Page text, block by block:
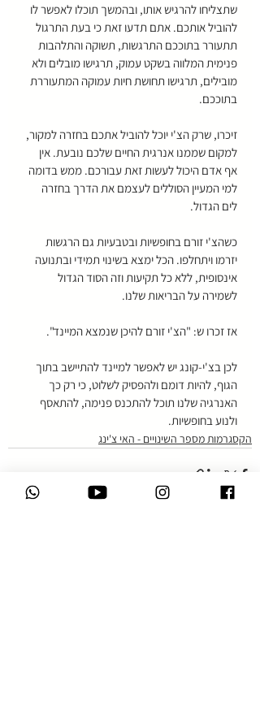
שתצליחו להרגיש אותו, ובהמשך תוכלו לאפשר לו
להוביל אותכם. אתם תדעו זאת כי בעת התרגול
תתעורר בתוככם התרגשות, תשוקה והתלהבות
פנימית המלווה בשקט עמוק, תרגישו מובלים ולא
מובילים, תרגישו תחושת חיות עמוקה המתעוררת
בתוככם.
זיכרו, שרק הצ'י יוכל להוביל אתכם בחזרה למקור,
למקום שממנו אנרגית החיים שלכם נובעת. אין
אף אדם היכול לעשות זאת עבורכם. ממש בדומה
למי המעיין הסוללים לעצמם את הדרך בחזרה
לים הגדול.
כשהצ'י זורם בחופשיות ובטבעיות גם הרגשות
יזרמו ויתחלפו. הכל ימצא בשינוי תמידי ובתנועה
אינסופית, ללא כל תקיעות וזה הסוד הגדול
לשמירה על הבריאות שלנו.
אז זכרו ש: "הצ'י זורם להיכן שנמצא המיינד".
לכן בצ'י-קונג יש לאפשר למיינד להתיישב בתוך
הגוף, להיות דומם ולהפסיק לשלוט, כי רק כך
האנרגיה שלנו תוכל להתכנס פנימה, להתאסף
ולנוע בחופשיות.
הקסגרמות מספר השינויים - האי צ'ינג